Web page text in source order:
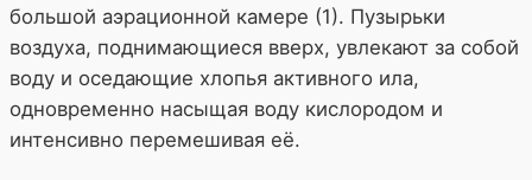
большой аэрационной камере (1). Пузырьки
воздуха, поднимающиеся вверх, увлекают за собой
воду и оседающие хлопья активного ила,
одновременно насыщая воду кислородом и
интенсивно перемешивая её.